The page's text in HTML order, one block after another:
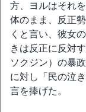
方、ヨルはそれ
体のまま、反正
くと言い、彼女
きは反正に反対
ソクジン）の暴
に対し「民の泣
言を捧げた。